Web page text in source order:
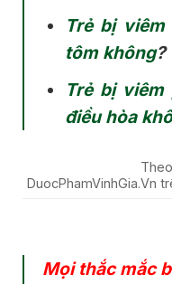
Trẻ bị
tôm không?
Trẻ bị viêm
điều hòa
DuocPhamVinhGia.Vn
Mọi thắc mắc